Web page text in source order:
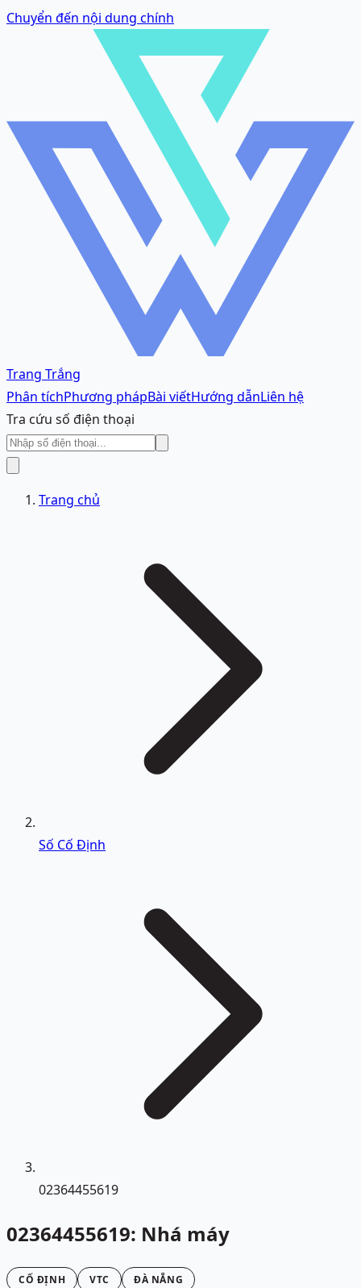
Chuyển đến nội dung chính
Trang Trắng
Phân tíchPhương phápBài viếtHướng dẫnLiên hệ
Tra cứu số điện thoại
Trang chủ
Số Cố Định
02364455619
02364455619: Nhá máy
CỐ ĐỊNH VTC ĐÀ NẴNG